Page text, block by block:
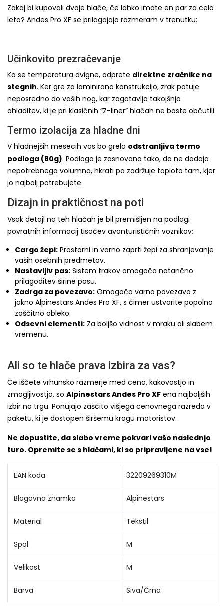
Zakaj bi kupovali dvoje hlače, če lahko imate en par za celo
leto? Andes Pro XF se prilagajajo razmeram v trenutku:
Učinkovito prezračevanje
Ko se temperatura dvigne, odprete direktne zračnike na
stegnih. Ker gre za laminirano konstrukcijo, zrak potuje
neposredno do vaših nog, kar zagotavlja takojšnjo
ohladitev, ki je pri klasičnih “Z-liner” hlačah ne boste občutili.
Termo izolacija za hladne dni
V hladnejših mesecih vas bo grela odstranljiva termo
podloga (80g). Podloga je zasnovana tako, da ne dodaja
nepotrebnega volumna, hkrati pa zadržuje toploto tam, kjer
jo najbolj potrebujete.
Dizajn in praktičnost na poti
Vsak detajl na teh hlačah je bil premišljen na podlagi
povratnih informacij tisočev avanturističnih voznikov:
Cargo žepi: Prostorni in varno zaprti žepi za shranjevanje
vaših osebnih predmetov.
Nastavljiv pas: Sistem trakov omogoča natančno
prilagoditev širine pasu.
Zadrga za povezavo: Omogoča varno povezavo z
jakno Alpinestars Andes Pro XF, s čimer ustvarite popolno
zaščitno obleko.
Odsevni elementi: Za boljšo vidnost v mraku ali slabem
vremenu.
Ali so te hlače prava izbira za vas?
Če iščete vrhunsko razmerje med ceno, kakovostjo in
zmogljivostjo, so Alpinestars Andes Pro XF ena najboljših
izbir na trgu. Ponujajo zaščito višjega cenovnega razreda v
paketu, ki je dostopen širšemu krogu motoristov.
Ne dopustite, da slabo vreme pokvari vašo naslednjo
turo. Opremite se s hlačami, ki so pripravljene na vse!
EAN koda 32209269310M
Blagovna znamka Alpinestars
Material Tekstil
Spol M
Velikost M
Barva Siva/Črna